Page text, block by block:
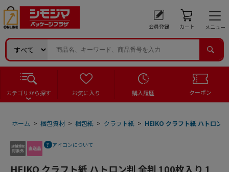
会員登録 カート メニュー
カテゴリから探す お気に入り 購入履歴 クーポン
ホーム > 梱包資材 > 梱包紙 > クラフト紙 > HEIKO クラフト紙 ハトロン
アイコンについて
HEIKO クラフト紙 ハトロン判 全判 100枚入り 1